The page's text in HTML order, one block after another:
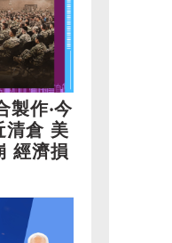
製作‧今
清倉 美
經濟損